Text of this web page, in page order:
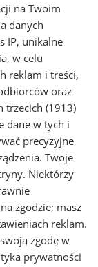
na Twoim
danych
IP, unikalne
w celu
reklam i treści,
oraz
trzecich (1913)
dane w tych i
precyzyjne
Twoje
Niektórzy
zgodzie; masz
reklam.
zgodę w
prywatności